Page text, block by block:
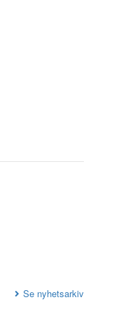
Se nyhetsarkiv